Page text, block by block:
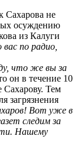
Сахарова не
осуждению
из Калуги
по радио,
что же вы за
он в течение 10
Сахарову. Тем
загрязнения
Вот уже в
следим за
Нашему